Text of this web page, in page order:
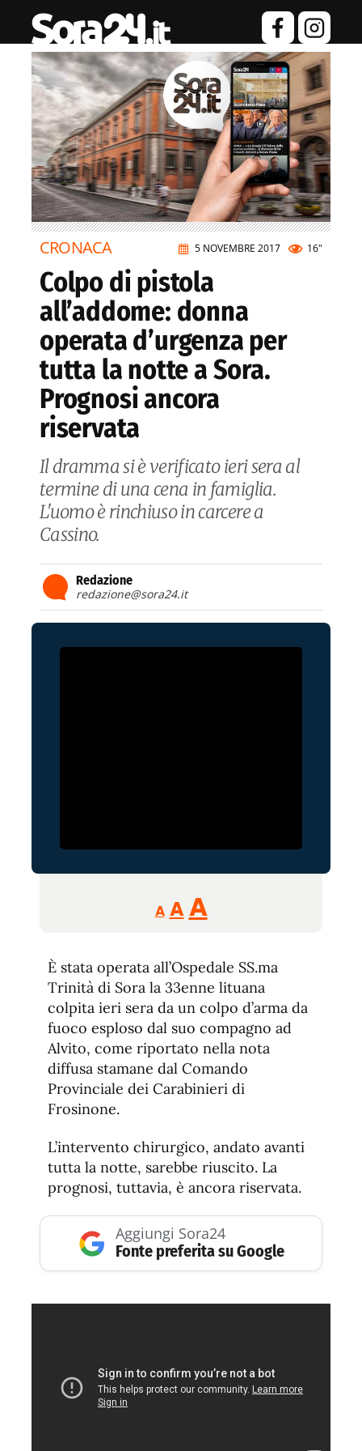
5 NOVEMBRE 2017 16"
CRONACA
Colpo di pistola
all’addome: donna
operata d’urgenza per
tutta la notte a Sora.
Prognosi ancora
riservata
Il dramma si è verificato ieri sera al
termine di una cena in famiglia.
L'uomo è rinchiuso in carcere a
Cassino.
Redazione
redazione@sora24.it
A
Reducir
tamaño
A Restablecer
fuente
AAumentar
de
fuente.
È stata operata all’Ospedale SS.ma
Trinità di Sora la 33enne lituana
colpita ieri sera da un colpo d’arma da
fuoco esploso dal suo compagno ad
Alvito, come riportato nella nota
diffusa stamane dal Comando
Provinciale dei Carabinieri di
Frosinone.
L’intervento chirurgico, andato avanti
tutta la notte, sarebbe riuscito. La
prognosi, tuttavia, è ancora riservata.
Aggiungi Sora24
Fonte preferita su Google